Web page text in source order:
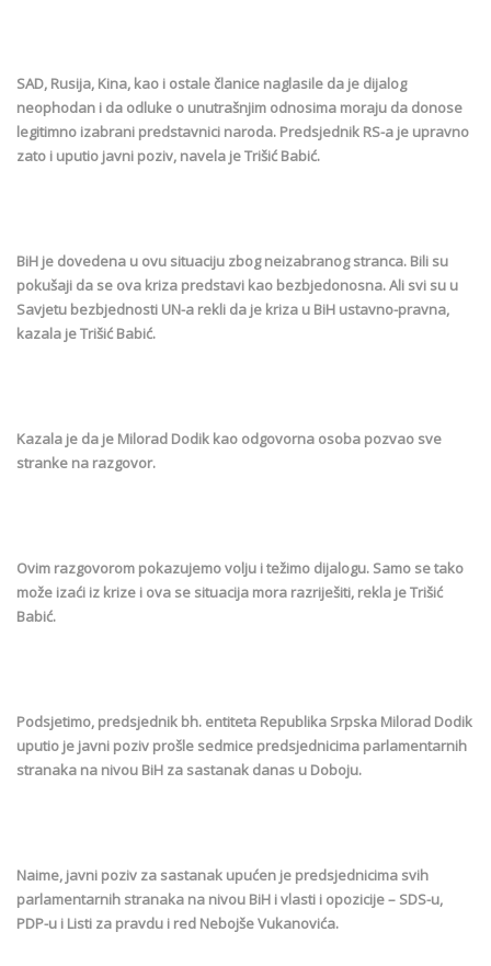
SAD, Rusija, Kina, kao i ostale članice naglasile da je dijalog
neophodan i da odluke o unutrašnjim odnosima moraju da donose
legitimno izabrani predstavnici naroda. Predsjednik RS-a je upravno
zato i uputio javni poziv, navela je Trišić Babić.
BiH je dovedena u ovu situaciju zbog neizabranog stranca. Bili su
pokušaji da se ova kriza predstavi kao bezbjedonosna. Ali svi su u
Savjetu bezbjednosti UN-a rekli da je kriza u BiH ustavno-pravna,
kazala je Trišić Babić.
Kazala je da je Milorad Dodik kao odgovorna osoba pozvao sve
stranke na razgovor.
Ovim razgovorom pokazujemo volju i težimo dijalogu. Samo se tako
može izaći iz krize i ova se situacija mora razriješiti, rekla je Trišić
Babić.
Podsjetimo, predsjednik bh. entiteta Republika Srpska Milorad Dodik
uputio je javni poziv prošle sedmice predsjednicima parlamentarnih
stranaka na nivou BiH za sastanak danas u Doboju.
Naime, javni poziv za sastanak upućen je predsjednicima svih
parlamentarnih stranaka na nivou BiH i vlasti i opozicije – SDS-u,
PDP-u i Listi za pravdu i red Nebojše Vukanovića.